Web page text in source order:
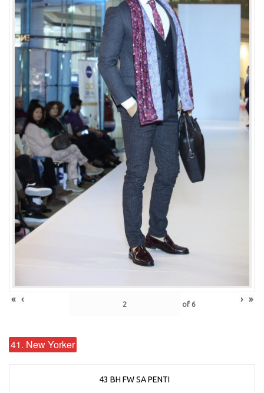
« ‹ of 6 › »
41. New Yorker
43 BH FW SA PENTI